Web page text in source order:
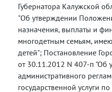
Губернатора Калужской
"Об утверждении
назначения, выплаты и
многодетным семьям,
детей"; Постановление
от 30.11.2012 N 407-п "Об
административного
государственной услуги